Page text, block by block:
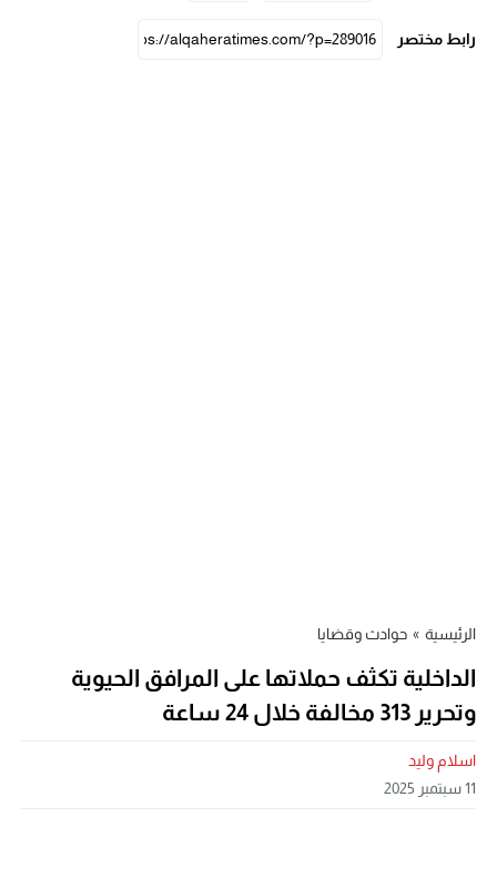
رابط مختصر
الرئيسية » حوادث وقضايا
الداخلية تكثف حملاتها على المرافق الحيوية
وتحرير 313 مخالفة خلال 24 ساعة
اسلام وليد
11 سبتمبر 2025